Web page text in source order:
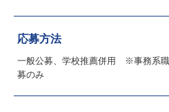
応募方法
一般公募、学校推薦併用 ※事務系
募のみ